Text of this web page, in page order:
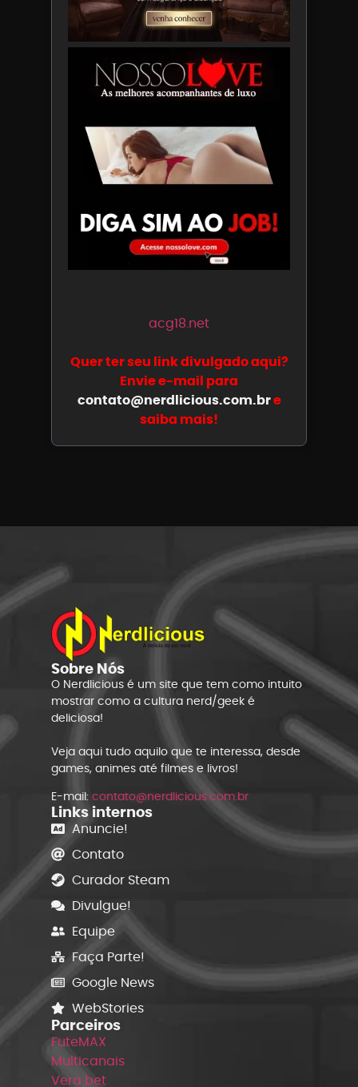
acg18.net
Quer ter seu link divulgado aqui?
Envie e-mail para
contato@nerdlicious.com.bre
saiba mais!
Sobre Nós
O Nerdlicious é um site que tem como intuito
mostrar como a cultura nerd/geek é
deliciosa!
Veja aqui tudo aquilo que te interessa, desde
games, animes até filmes e livros!
E-mail: contato@nerdlicious.com.br
Links internos
Anuncie!
Contato
Curador Steam
Divulgue!
Equipe
Faça Parte!
Google News
WebStories
Parceiros
FuteMAX
Multicanais
Vera bet